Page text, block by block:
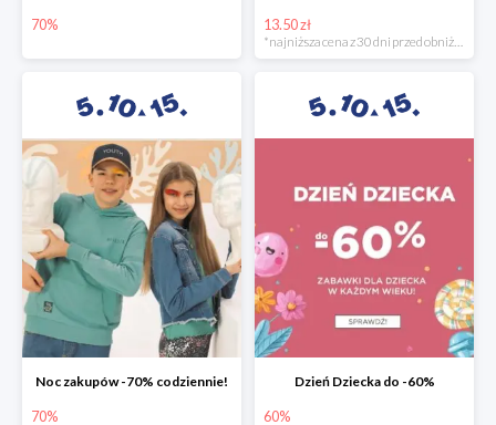
70% 13.50 zł
*najniższa cena z 30 dni przed obniżką
Noc zakupów -70% codziennie!
70%
Dzień Dziecka do -60%
60%